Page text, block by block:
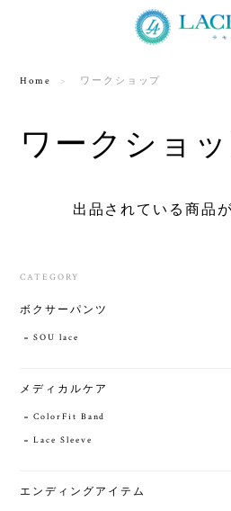
Home ワークショップ
ワークショ
出品されている商品
CATEGORY
ボクサーパンツ
SOU lace
メディカルケア
ColorFit Band
Lace Sleeve
エンディングアイテム